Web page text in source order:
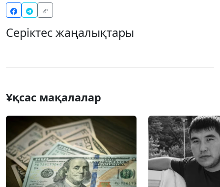
Серіктес жаңалықтары
Ұқсас мақалалар